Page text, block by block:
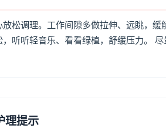
松调理。工作间隙多做拉伸、远眺，
听听轻音乐、看看绿植，舒缓压力。
理提示